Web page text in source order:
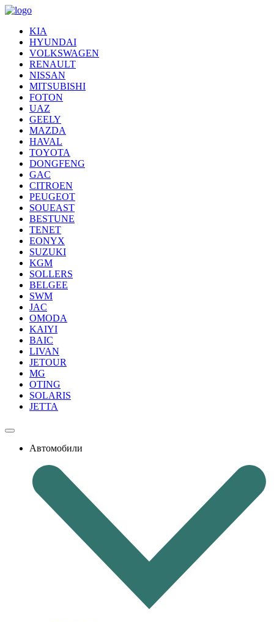
KIA
HYUNDAI
VOLKSWAGEN
RENAULT
NISSAN
MITSUBISHI
FOTON
UAZ
GEELY
MAZDA
HAVAL
TOYOTA
DONGFENG
GAC
CITROEN
PEUGEOT
SOUEAST
BESTUNE
TENET
EONYX
SUZUKI
KGM
SOLLERS
BELGEE
SWM
JAC
OMODA
KAIYI
BAIC
LIVAN
JETOUR
MG
OTING
SOLARIS
JETTA
Автомобили